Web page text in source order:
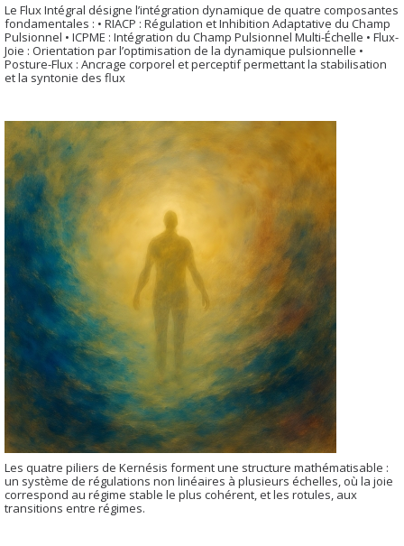
Le Flux Intégral désigne l’intégration dynamique de quatre composantes
fondamentales : • RIACP : Régulation et Inhibition Adaptative du Champ
Pulsionnel • ICPME : Intégration du Champ Pulsionnel Multi-Échelle • Flux-
Joie : Orientation par l’optimisation de la dynamique pulsionnelle •
Posture-Flux : Ancrage corporel et perceptif permettant la stabilisation
et la syntonie des flux
Les quatre piliers de Kernésis forment une structure mathématisable :
un système de régulations non linéaires à plusieurs échelles, où la joie
correspond au régime stable le plus cohérent, et les rotules, aux
transitions entre régimes.